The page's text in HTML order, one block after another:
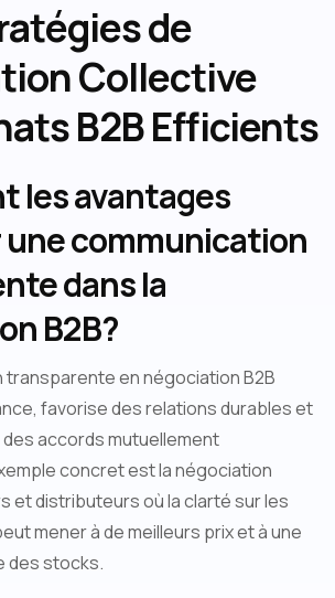
de
Collective
B2B Efficients
les avantages
communication
dans la
B2B?
transparente en négociation B2B
favorise des relations durables et
accords mutuellement
concret est la négociation
et distributeurs où la clarté sur les
mener à de meilleurs prix et à une
des stocks.